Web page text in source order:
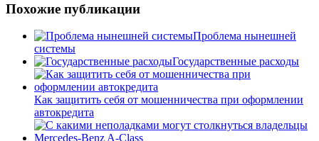
Похожие публикации
Проблема нынешней
системы
Государственные расходы
Как защитить себя от мошенничества при оформлении
автокредита